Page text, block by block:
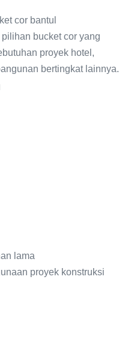
bucket cor yang
proyek hotel,
bertingkat lainnya.
lama
proyek konstruksi